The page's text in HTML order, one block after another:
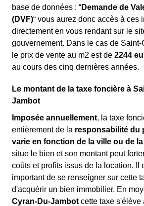
base de données : “Demande de
(DVF)“ vous aurez donc accès à ces
directement en vous rendant sur le
gouvernement. Dans le cas de Saint-
le prix de vente au m2 est de 2244
au cours des cinq dernières années.
Le montant de la taxe foncière à
Jambot
Imposée annuellement, la taxe
entièrement de la responsabilité du
varie en fonction de la ville ou de
situe le bien et son montant peut
coûts et profits issus de la location. Il
important de se renseigner sur cette
d'acquérir un bien immobilier. En
Cyran-Du-Jambot cette taxe s'élève